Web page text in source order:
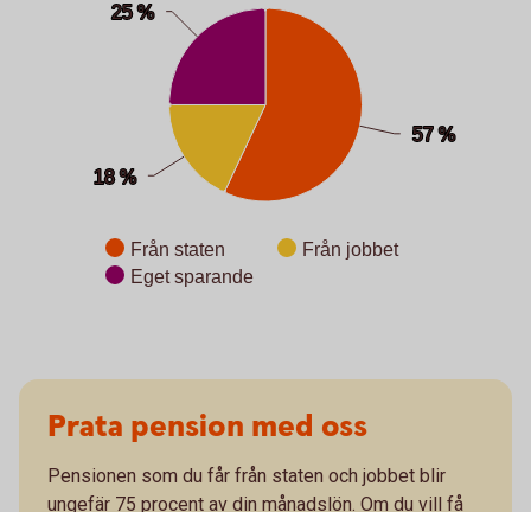
57 %
57 %
18 %
18 %
25 %
25 %
Från staten
Från jobbet
Eget sparande
Prata pension med oss
Pensionen som du får från staten och jobbet blir
ungefär 75 procent av din månadslön. Om du vill få